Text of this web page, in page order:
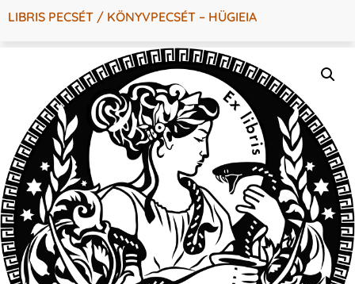
LIBRIS PECSÉT / KÖNYVPECSÉT – HÜGIEIA